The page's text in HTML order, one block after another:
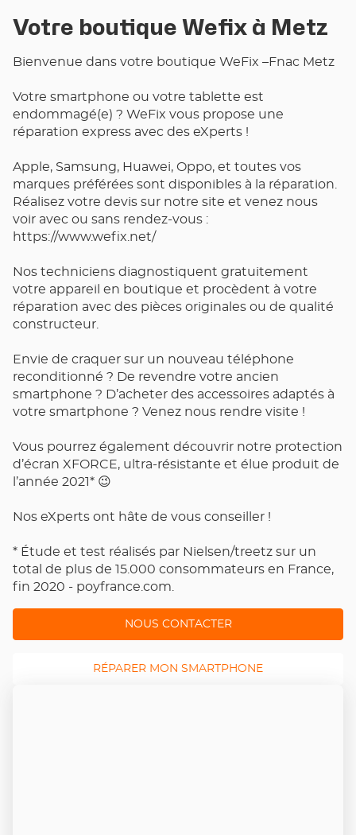
COORDONNÉES
Votre boutique Wefix à Metz
Bienvenue dans votre boutique WeFix –Fnac Metz
Votre smartphone ou votre tablette est
endommagé(e) ? WeFix vous propose une
réparation express avec des eXperts !
Apple, Samsung, Huawei, Oppo, et toutes vos
marques préférées sont disponibles à la réparation.
Réalisez votre devis sur notre site et venez nous
voir avec ou sans rendez-vous :
https://www.wefix.net/
Nos techniciens diagnostiquent gratuitement
votre appareil en boutique et procèdent à votre
réparation avec des pièces originales ou de qualité
constructeur.
Envie de craquer sur un nouveau téléphone
reconditionné ? De revendre votre ancien
smartphone ? D’acheter des accessoires adaptés à
votre smartphone ? Venez nous rendre visite !
Vous pourrez également découvrir notre protection
d’écran XFORCE, ultra-résistante et élue produit de
l’année 2021* 😉
Nos eXperts ont hâte de vous conseiller !
* Étude et test réalisés par Nielsen/treetz sur un
total de plus de 15.000 consommateurs en France,
fin 2020 - poyfrance.com.
NOUS CONTACTER
RÉPARER MON SMARTPHONE